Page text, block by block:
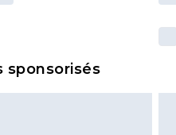
sponsorisés